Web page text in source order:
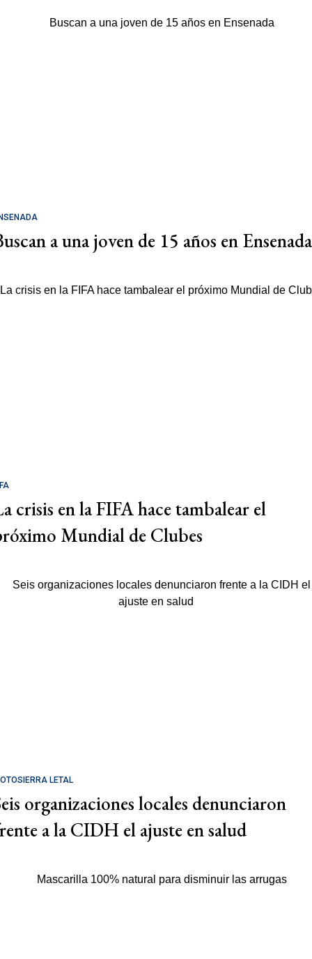
a una joven de 15 años en Ensenada
crisis en la FIFA hace tambalear el
Mundial de Clubes
LETAL
organizaciones locales denunciaron
a la CIDH el ajuste en salud